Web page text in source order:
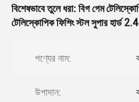
বিশেষভাবে তুলে ধরা: বিগ গেম
টেলিস্কোপিক ফিশিং স্টল সুপার হার্ড
পণ্যের নাম:
উপাদান: